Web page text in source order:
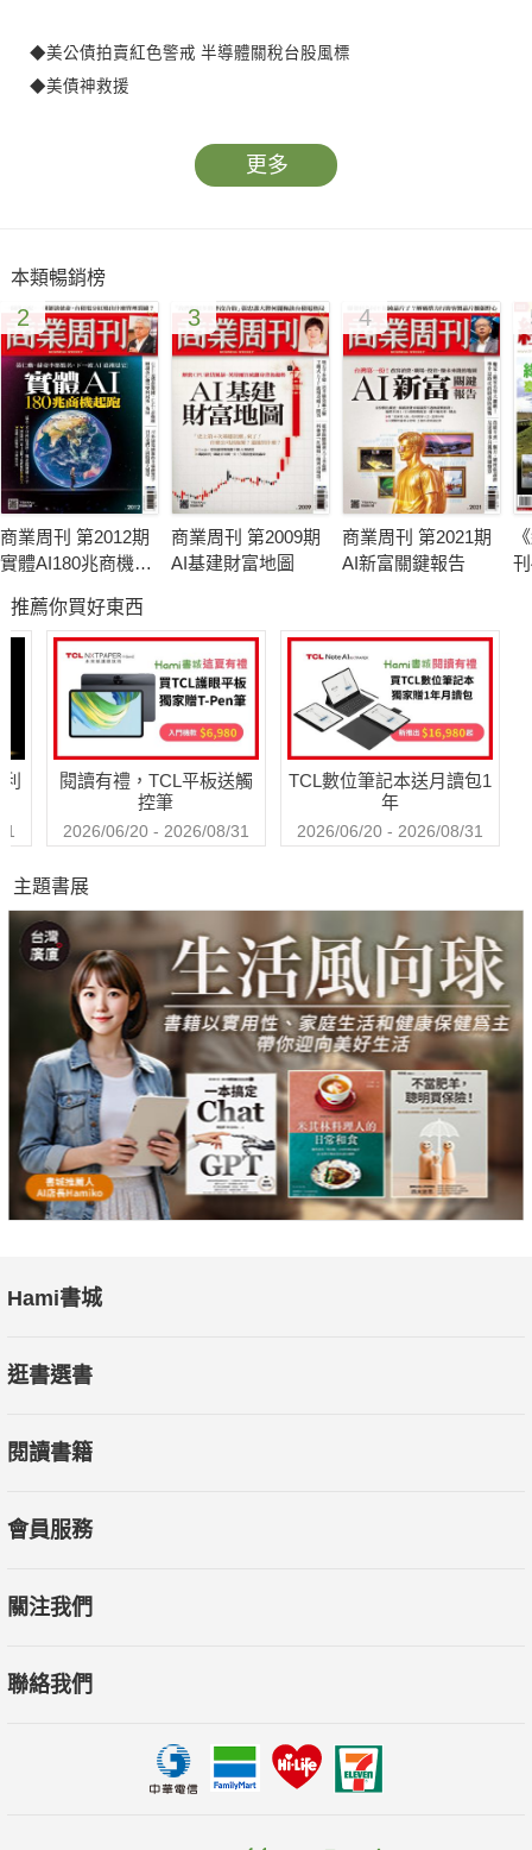
◆美公債拍賣紅色警戒 半導體關稅台股風標
◆美債神救援
◆快速有效實現客戶設計 晟田二大動能穩健成長
◆多方倉同亨獲利1.8元 空方倉整體績效賺3.7元
更多
本類暢銷榜
2
商業周刊 第2012期
實體AI180兆商機起
3
商業周刊 第2009期
AI基建財富地圖
4
商業周刊 第2021期
AI新富關鍵報告
推薦你買好東西
閱讀有禮，TCL平板送觸
控筆
2026/06/20 - 2026/08/31
TCL數位筆記本送月讀包1
年
2026/06/20 - 2026/08/31
主題書展
Hami書城
逛書選書
閱讀書籍
會員服務
關注我們
聯絡我們